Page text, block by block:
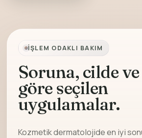
İŞLEM ODAKLI BAKIM
Soruna, cilde
göre seçilen
uygulamalar.
Kozmetik dermatolojide en iyi